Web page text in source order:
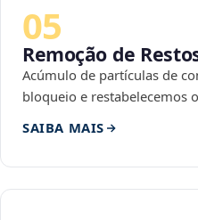
05
Remoção de
Acúmulo de partículas de
bloqueio e restabelecemos
SAIBA MAIS